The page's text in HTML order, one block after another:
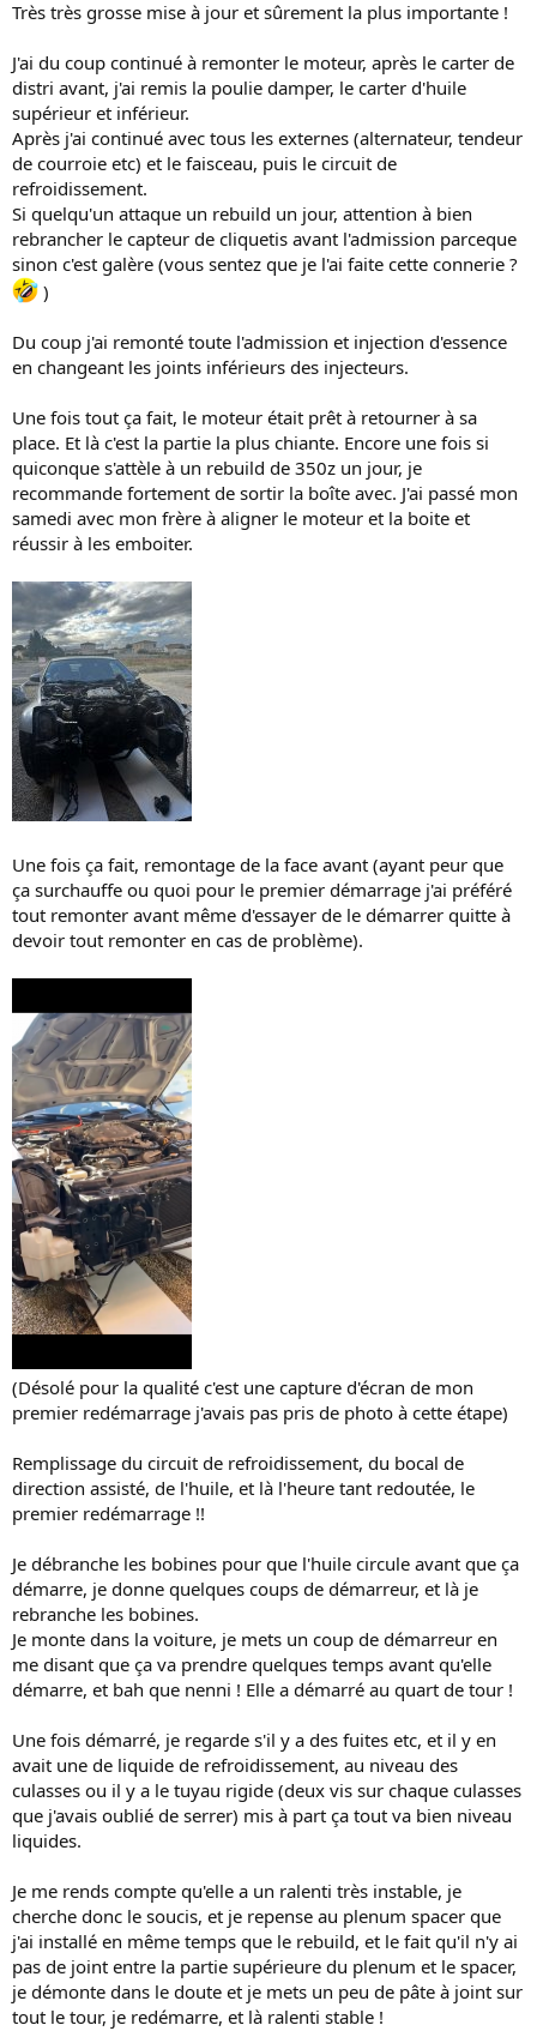
:
Très très grosse mise à jour et sûrement la plus importante !
J'ai du coup continué à remonter le moteur, après le carter de
distri avant, j'ai remis la poulie damper, le carter d'huile
supérieur et inférieur.
Après j'ai continué avec tous les externes (alternateur, tendeur
de courroie etc) et le faisceau, puis le circuit de
refroidissement.
Si quelqu'un attaque un rebuild un jour, attention à bien
rebrancher le capteur de cliquetis avant l'admission parceque
sinon c'est galère (vous sentez que je l'ai faite cette connerie ?
)
Du coup j'ai remonté toute l'admission et injection d'essence
en changeant les joints inférieurs des injecteurs.
Une fois tout ça fait, le moteur était prêt à retourner à sa
place. Et là c'est la partie la plus chiante. Encore une fois si
quiconque s'attèle à un rebuild de 350z un jour, je
recommande fortement de sortir la boîte avec. J'ai passé mon
samedi avec mon frère à aligner le moteur et la boite et
réussir à les emboiter.
Une fois ça fait, remontage de la face avant (ayant peur que
ça surchauffe ou quoi pour le premier démarrage j'ai préféré
tout remonter avant même d'essayer de le démarrer quitte à
devoir tout remonter en cas de problème).
(Désolé pour la qualité c'est une capture d'écran de mon
premier redémarrage j'avais pas pris de photo à cette étape)
Remplissage du circuit de refroidissement, du bocal de
direction assisté, de l'huile, et là l'heure tant redoutée, le
premier redémarrage !!
Je débranche les bobines pour que l'huile circule avant que ça
démarre, je donne quelques coups de démarreur, et là je
rebranche les bobines.
Je monte dans la voiture, je mets un coup de démarreur en
me disant que ça va prendre quelques temps avant qu'elle
démarre, et bah que nenni ! Elle a démarré au quart de tour !
Une fois démarré, je regarde s'il y a des fuites etc, et il y en
avait une de liquide de refroidissement, au niveau des
culasses ou il y a le tuyau rigide (deux vis sur chaque culasses
que j'avais oublié de serrer) mis à part ça tout va bien niveau
liquides.
Je me rends compte qu'elle a un ralenti très instable, je
cherche donc le soucis, et je repense au plenum spacer que
j'ai installé en même temps que le rebuild, et le fait qu'il n'y ai
pas de joint entre la partie supérieure du plenum et le spacer,
je démonte dans le doute et je mets un peu de pâte à joint sur
tout le tour, je redémarre, et là ralenti stable !